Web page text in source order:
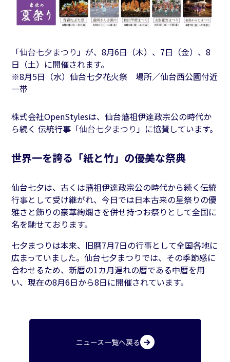
「仙台七夕まつり」が、8月6日（木）、7日（金）、8
日（土）に開催されます。
※8月5日（水）仙台七夕花火祭 場所／仙台西公園付近
一帯
株式会社OpenStylesは、仙台藩祖伊達政宗公の時代か
ら続く 伝統行事「仙台七夕まつり」に協賛しています。
世界一を誇る「紙と竹」の優美な祭典
仙台七夕は、古くは藩祖伊達政宗公の時代から続く伝統
行事として受け継がれ、今日では日本古来の星祭りの優
雅さと飾りの豪華絢爛さを併せ持つお祭りとして全国に
名を馳せております。
七夕まつりは本来、旧暦7月7日の行事として全国各地に
広まっていました。仙台七夕まつりでは、その季節感に
合わせるため、新暦の1カ月遅れの暦である中暦を用
い、現在の8月6日から8日に開催されています。
ニュース一覧へ戻る